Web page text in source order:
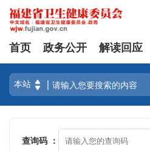
首页 政务公开 解读回应
查询码 ：